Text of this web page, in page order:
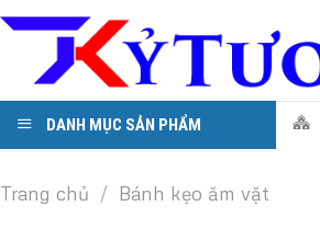
DANH MỤC SẢN PHẨM
Trang chủ / Bánh kẹo ăm vặt